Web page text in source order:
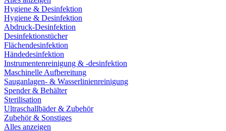
Hygiene & Desinfektion
Hygiene & Desinfektion
Abdruck-Desinfektion
Desinfektionstücher
Flächendesinfektion
Händedesinfektion
Instrumentenreinigung & -desinfektion
Maschinelle Aufbereitung
Sauganlagen- & Wasserlinienreinigung
Spender & Behälter
Sterilisation
Ultraschallbäder & Zubehör
Zubehör & Sonstiges
Alles anzeigen